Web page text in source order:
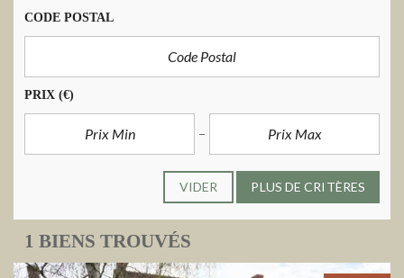
CODE POSTAL
PRIX (€)
VIDER PLUS DE CRITÈRES
1 BIENS TROUVÉS